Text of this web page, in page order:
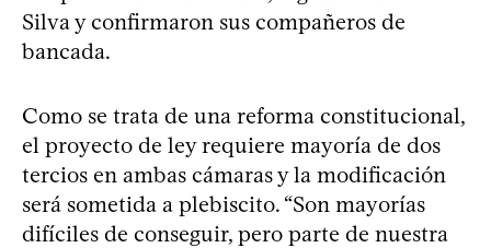
Silva y confirmaron sus compañeros de
bancada.
Como se trata de una reforma constitucional,
el proyecto de ley requiere mayoría de dos
tercios en ambas cámaras y la modificación
será sometida a plebiscito. “Son mayorías
difíciles de conseguir, pero parte de nuestra